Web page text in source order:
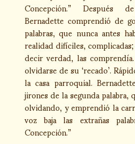
Concepción.” Después
Bernadette comprendió de
palabras, que nunca antes
realidad difíciles,
decir verdad, las
olvidarse de su ‘recado’.
la casa parroquial.
jirones de la segunda palabra,
olvidando, y emprendió la
voz baja las extrañas
Concepción.”